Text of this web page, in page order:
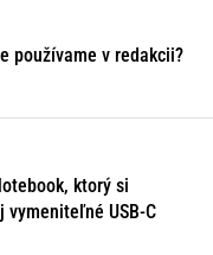
používame v redakcii?
ktorý si
USB-C